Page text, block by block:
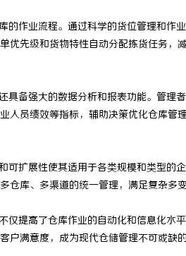
的作业流程。通过科学的货位管理和作
优先级和货物特性自动分配拣货任务
具备强大的数据分析和报表功能。管理
人员绩效等指标，辅助决策优化仓库
可扩展性使其适用于各类规模和类型的
仓库、多渠道的统一管理，满足复杂多
仅提高了仓库作业的自动化和信息化水
户满意度，成为现代仓储管理不可或
不买SEM广告、不发天
小企业怎么靠GEO让AI